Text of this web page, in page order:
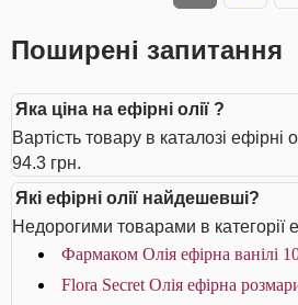
Поширені запитання
Яка ціна на ефірні олії ?
Вартість товару в каталозі ефірні
94.3 грн.
Які ефірні олії найдешевші?
Недорогими товарами в категорії
Фармаком Олія ефірна ванілі
Flora Secret Олія ефірна